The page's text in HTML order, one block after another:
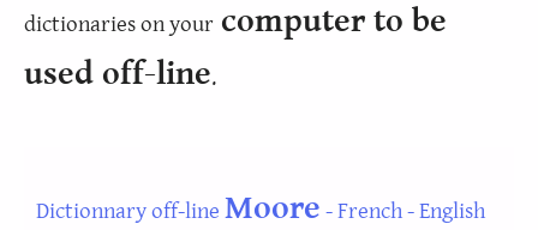
dictionaries on your computer to be
used off-line.
Dictionnary off-line Moore - French - English